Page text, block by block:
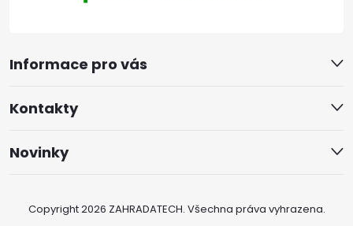
Informace pro vás
Kontakty
Novinky
Copyright 2026 ZAHRADATECH. Všechna práva vyhrazena.